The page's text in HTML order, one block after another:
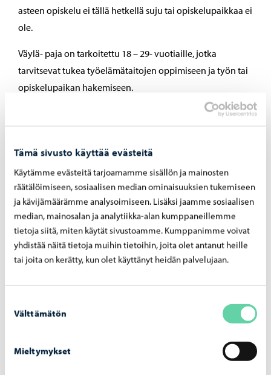
Tämä sivusto käyttää evästeitä
Käytämme evästeitä tarjoamamme sisällön ja mainosten
räätälöimiseen, sosiaalisen median ominaisuuksien tukemiseen
ja kävijämäärämme analysoimiseen. Lisäksi jaamme sosiaalisen
median, mainosalan ja analytiikka-alan kumppaneillemme
tietoja siitä, miten käytät sivustoamme. Kumppanimme voivat
yhdistää näitä tietoja muihin tietoihin, joita olet antanut heille
tai joita on kerätty, kun olet käyttänyt heidän palvelujaan.
valinta
Välttämätön
Mieltymykset
asteen opiskelu ei tällä hetkellä suju tai opiskelupaikkaa ei
ole.
Väylä- paja on tarkoitettu 18 – 29- vuotiaille, jotka
tarvitsevat tukea työelämätaitojen oppimiseen ja työn tai
opiskelupaikan hakemiseen.
yksilövalmennuksen keinoin. Pajoilla harjoitellaan
hyvinvointiin, työelämään ja opiskeluun liittyviä taitoja
annetaan suomeksi ja ruotsiksi.
Nuori ja valmentaja suunnittelevat yhdessä, kuinka kauan
nuori on pajalla ja mitkä hänen tavoitteensa ovat. Väylä-
pajalla voi olla 2- 6 kuukautta ja Suunta-pajalla 2 –
10 kuukautta. Pajan toimintaan voi hakea ympäri
yhteystietosi, niin olemme yhteydessä sinuun.